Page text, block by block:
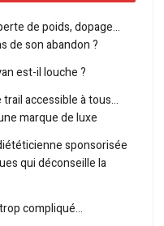
de poids, dopage…
de son abandon ?
est-il louche ?
accessible à tous…
marque de luxe
sponsorisée
qui déconseille la
compliqué…